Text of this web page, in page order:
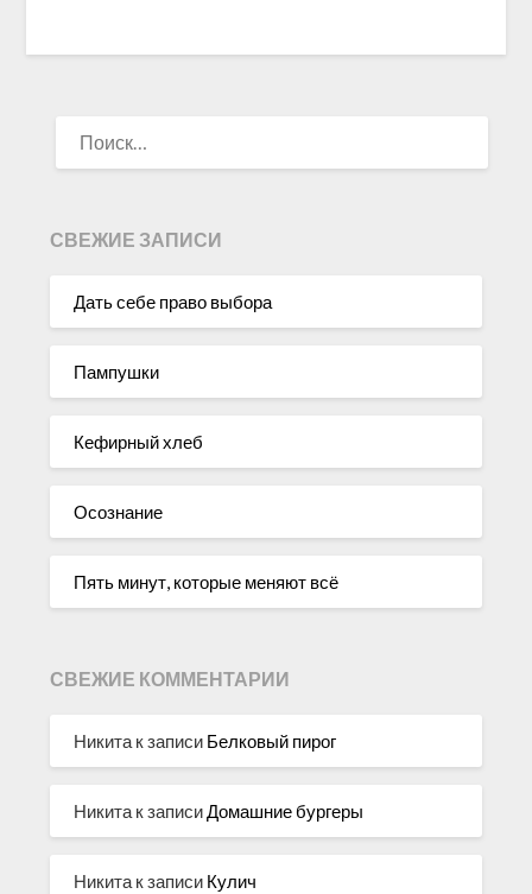
СВЕЖИЕ ЗАПИСИ
Дать себе право выбора
Пампушки
Кефирный хлеб
Осознание
Пять минут, которые меняют всё
СВЕЖИЕ КОММЕНТАРИИ
Никита к записи Белковый пирог
Никита к записиДомашние бургеры
Никита к записи Кулич